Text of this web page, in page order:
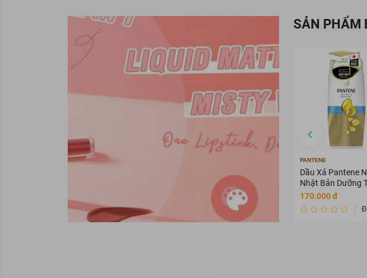
SẢN PHẨM
PANTENE
Dầu Xả Pantene
Nhật Bản Dưỡng
Mềm Mượt 400g
170.000 đ